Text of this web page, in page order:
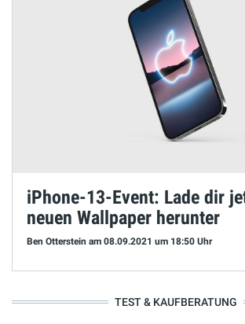
iPhone-13-Event: Lade dir
neuen Wallpaper herunter
Ben Otterstein am 08.09.2021 um 18:50 Uhr
TEST & KAUFBERATUNG